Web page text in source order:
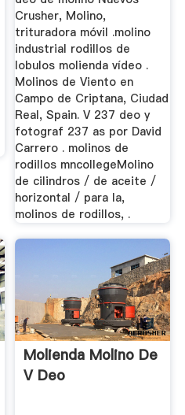
Crusher, Molino,
trituradora móvil .molino
industrial rodillos de
lobulos molienda vídeo .
Molinos de Viento en
Campo de Criptana, Ciudad
Real, Spain. V 237 deo y
fotograf 237 as por David
Carrero . molinos de
rodillos mncollegeMolino
de cilindros / de aceite /
horizontal / para la,
molinos de rodillos, .
Molienda Molino De
V Deo